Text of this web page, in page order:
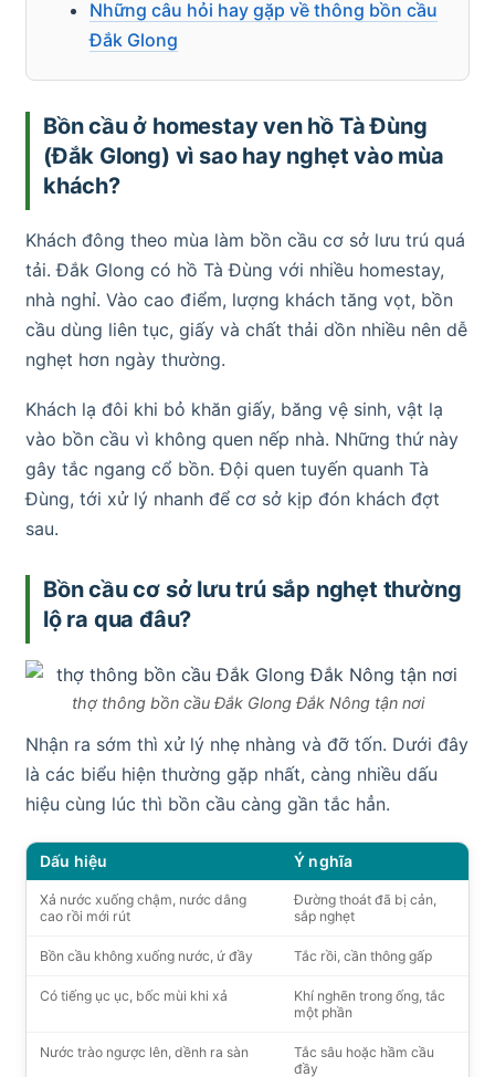
Những câu hỏi hay gặp về thông bồn cầu
Đắk Glong
Bồn cầu ở homestay ven hồ Tà Đùng
(Đắk Glong) vì sao hay nghẹt vào mùa
khách?
Khách đông theo mùa làm bồn cầu cơ sở lưu trú quá
tải. Đắk Glong có hồ Tà Đùng với nhiều homestay,
nhà nghỉ. Vào cao điểm, lượng khách tăng vọt, bồn
cầu dùng liên tục, giấy và chất thải dồn nhiều nên dễ
nghẹt hơn ngày thường.
Khách lạ đôi khi bỏ khăn giấy, băng vệ sinh, vật lạ
vào bồn cầu vì không quen nếp nhà. Những thứ này
gây tắc ngang cổ bồn. Đội quen tuyến quanh Tà
Đùng, tới xử lý nhanh để cơ sở kịp đón khách đợt
sau.
Bồn cầu cơ sở lưu trú sắp nghẹt thường
lộ ra qua đâu?
thợ thông bồn cầu Đắk Glong Đắk Nông tận nơi
Nhận ra sớm thì xử lý nhẹ nhàng và đỡ tốn. Dưới đây
là các biểu hiện thường gặp nhất, càng nhiều dấu
hiệu cùng lúc thì bồn cầu càng gần tắc hẳn.
Dấu hiệu Ý nghĩa
Xả nước xuống chậm, nước dâng
cao rồi mới rút
Đường thoát đã bị cản,
sắp nghẹt
Bồn cầu không xuống nước, ứ đầy Tắc rồi, cần thông gấp
Có tiếng ục ục, bốc mùi khi xả
Khí nghẽn trong ống, tắc
một phần
Nước trào ngược lên, dềnh ra sàn
Tắc sâu hoặc hầm cầu
đầy